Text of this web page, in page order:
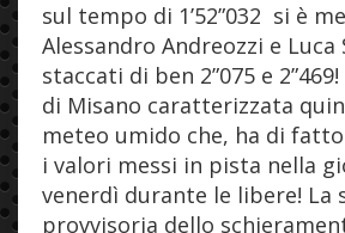
sul tempo di 1’52”032 si è
Alessandro Andreozzi e Luca
staccati di ben 2”075 e
di Misano caratterizzata
meteo umido che, ha di
i valori messi in pista nella
venerdì durante le libere! La
provvisoria dello